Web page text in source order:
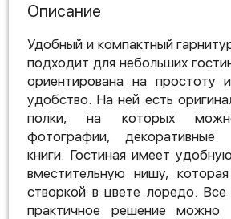
Описание
Удобный и компактный
подходит для небольших
ориентирована на простоту
удобство. На ней есть
полки, на которых
фотографии,
книги. Гостиная имеет
вместительную нишу,
створкой в цвете лоредо.
практичное решение можно